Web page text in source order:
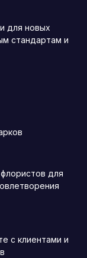
для новых
стандартам и
для
с клиентами и